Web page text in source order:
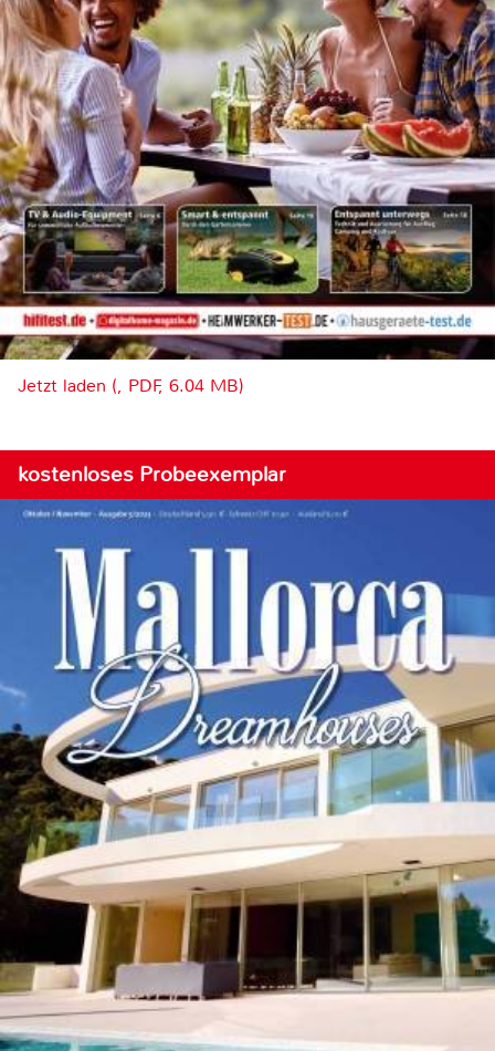
Jetzt laden (, PDF, 6.04 MB)
kostenloses Probeexemplar